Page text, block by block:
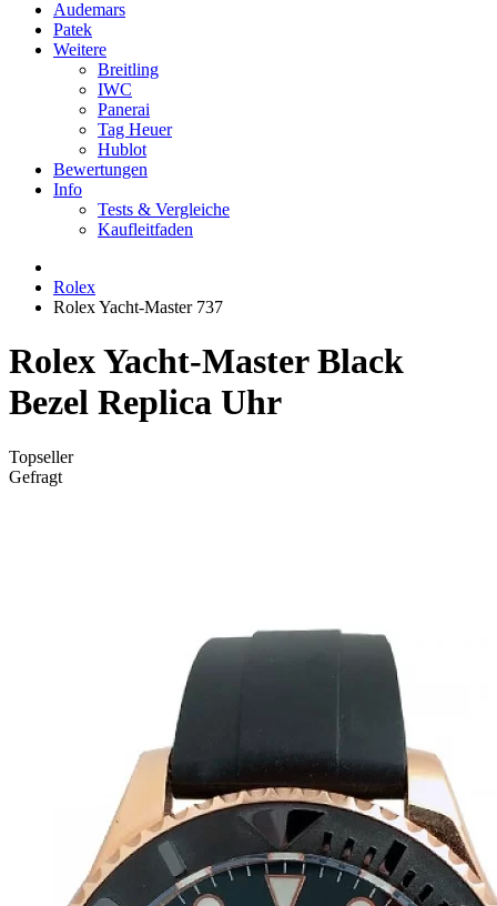
Audemars
Patek
Weitere
Breitling
IWC
Panerai
Tag Heuer
Hublot
Bewertungen
Info
Tests & Vergleiche
Kaufleitfaden
Rolex
Rolex Yacht-Master 737
Rolex Yacht-Master Black
Bezel Replica Uhr
Topseller
Gefragt